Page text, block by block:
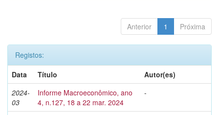
Anterior 1 Próxima
Registos:
Data
Título
Autor(es)
2024-
03
Informe Macroeconômico, ano
4, n.127, 18 a 22 mar. 2024
-